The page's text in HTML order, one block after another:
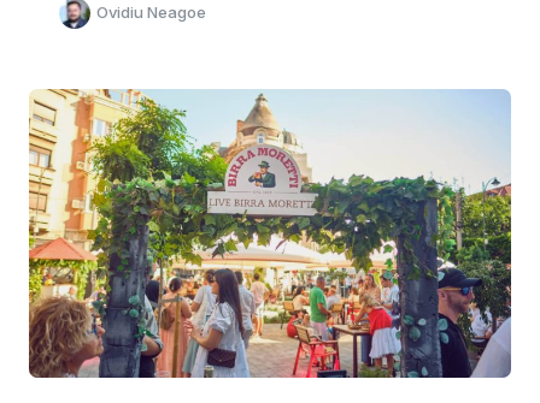
Ovidiu Neagoe